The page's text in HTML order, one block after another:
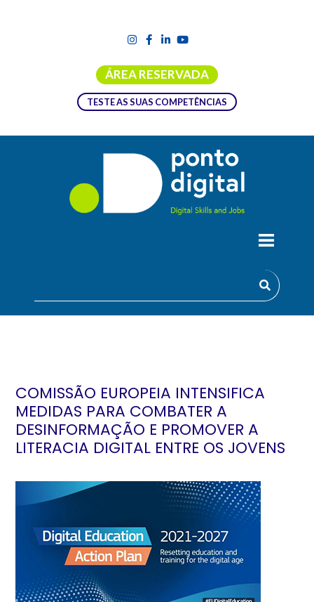
ÁREA RESERVADA
TESTE AS SUAS COMPETÊNCIAS
COMISSÃO EUROPEIA INTENSIFICA
MEDIDAS PARA COMBATER A
DESINFORMAÇÃO E PROMOVER A
LITERACIA DIGITAL ENTRE OS JOVENS